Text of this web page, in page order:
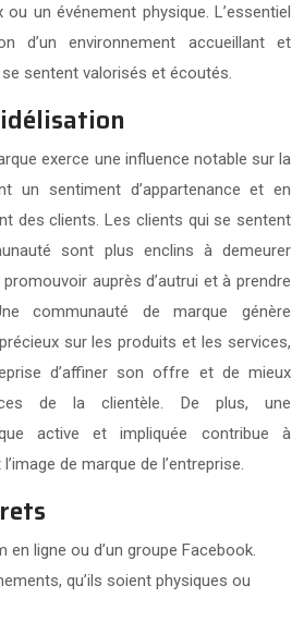
un événement physique. L’essentiel
d’un environnement accueillant et
sentent valorisés et écoutés.
exerce une influence notable sur la
un sentiment d’appartenance et en
des clients. Les clients qui se sentent
sont plus enclins à demeurer
auprès d’autrui et à prendre
communauté de marque génère
sur les produits et les services,
d’affiner son offre et de mieux
de la clientèle. De plus, une
active et impliquée contribue à
de marque de l’entreprise.
en ligne ou d’un groupe Facebook.
qu’ils soient physiques ou